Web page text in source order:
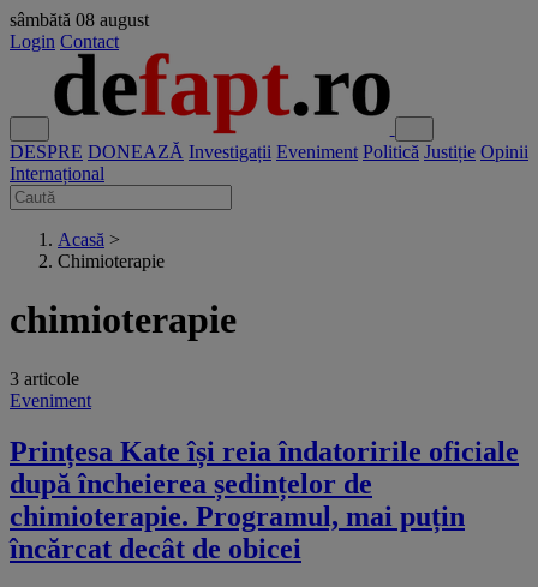
sâmbătă 08 august
Login Contact
DESPRE DONEAZĂ Investigații Eveniment Politică Justiție Opinii
Internațional
Acasă >
Chimioterapie
chimioterapie
3 articole
Eveniment
Prințesa Kate își reia îndatoririle oficiale
după încheierea ședințelor de
chimioterapie. Programul, mai puțin
încărcat decât de obicei